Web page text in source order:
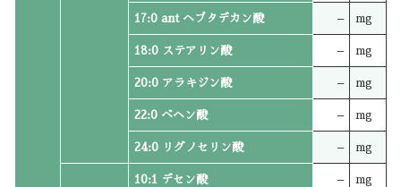
17:0 ant ヘプタデカン酸 – mg
18:0 ステアリン酸 – mg
20:0 アラキジン酸 – mg
22:0 ベヘン酸 – mg
24:0 リグノセリン酸 – mg
10:1 デセン酸 – mg